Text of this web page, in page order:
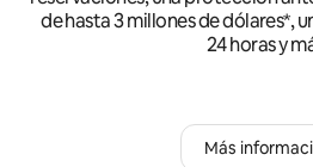
de hasta 3 millones de dólares*,
24 horas y
Más